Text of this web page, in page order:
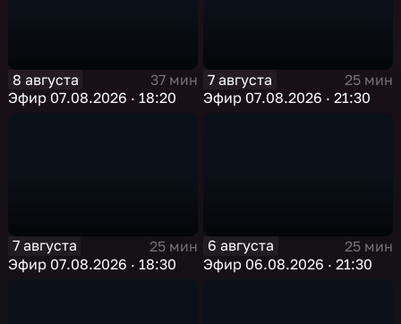
8 августа
37 мин
Эфир 07.08.2026 · 18:20
7 августа
25 мин
Эфир 07.08.2026 · 21:30
7 августа
25 мин
Эфир 07.08.2026 · 18:30
6 августа
25 мин
Эфир 06.08.2026 · 21:30